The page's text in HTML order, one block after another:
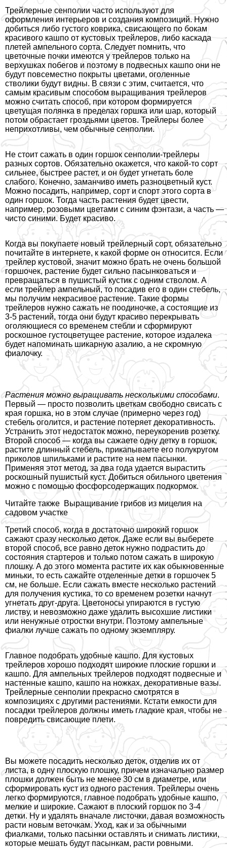
Трейлерные сенполии часто используют для
оформления интерьеров и создания композиций. Нужно
добиться либо густого коврика, свисающего по бокам
красивого кашпо от кустовых трейлеров, либо каскада
плетей ампельного сорта. Следует помнить, что
цветочные почки имеются у трейлеров только на
верхушках побегов и поэтому в подвесных кашпо они не
будут повсеместно покрыты цветами, оголенные
стволики будут видны. В связи с этим, считается, что
самым красивым способом выращивания трейлеров
можно считать способ, при котором формируется
цветущая полянка в пределах горшка или шар, который
потом обрастает гроздьями цветов. Трейлеры более
неприхотливы, чем обычные сенполии.
Не стоит сажать в один горшок сенполии-трейлеры
разных сортов. Обязательно окажется, что какой-то сорт
сильнее, быстрее растет, и он будет угнетать боле
слабого. Конечно, заманчиво иметь разноцветный куст.
Можно посадить, например, сорт и спорт этого сорта в
один горшок. Тогда часть растения будет цвести,
например, розовыми цветами с синим фэнтази, а часть —
чисто синими. Будет красиво.
Когда вы покупаете новый трейлерный сорт, обязательно
почитайте в интернете, к какой форме он относится. Если
трейлер кустовой, значит можно брать не очень большой
горшочек, растение будет сильно пасынковаться и
превращаться в пушистый кустик с одним стволом. А
если трейлер ампельный, то посадив его в один стебель,
мы получим некрасивое растение. Такие формы
трейлеров нужно сажать не поодиночке, а состоящие из
3-5 растений, тогда они будут красиво перекрывать
оголяющиеся со временем стeбли и сформируют
роскошное густоцветущее растение, которое издалека
будет напоминать шикарную азалию, а не скромную
фиалочку.
Растения можно выращивать несколькими способами.
Первый — просто позволить цветкам свободно свисать с
края горшка, но в этом случае (примерно через год)
стебель оголится, и растение потеряет декоративность.
Устранить этот недостаток можно, переукоренив розетку.
Второй способ — когда вы сажаете одну детку в горшок,
растите длинный стебель, прикапываете его полукругом
приколов шпильками и растите на нем пасынки.
Применяя этот метод, за два года удается вырастить
роскошный пушистый куст. Добиться обильного цветения
можно с помощью фосфорсодержащих подкормок.
Читайте также Выращивание грибов из мицелия на
садовом участке
Третий способ, когда в достаточно широкий горшок
сажают сразу несколько деток. Даже если вы выберете
второй способ, все равно деток нужно подрастить до
состояния стартеров и только потом сажать в широкую
плошку. А до этого момента растите их как обыкновенные
миньки, то есть сажайте отделенные детки в горшочек 5
см, не больше. Если сажать вместе несколько растений
для получения кустика, то со временем розетки начнут
угнетать друг-друга. Цветоносы упираются в густую
листву, и невозможно даже удалить высохшие листики
или ненужные отростки внутри. Поэтому ампельные
фиалки лучше сажать по одному экземпляру.
Главное подобрать удобные кашпо. Для кустовых
трейлеров хорошо подходят широкие плоские горшки и
кашпо. Для ампельных трейлеров подходят подвесные и
настенные кашпо, кашпо на ножках, декоративные вазы.
Трейлерные сенполии прекрасно смотрятся в
композициях с другими растениями. Кстати емкости для
посадки трейлеров должны иметь гладкие края, чтобы не
повредить свисающие плети.
Вы можете посадить несколько деток, отделив их от
листа, в одну плоскую плошку, причем изначально размер
плошки должен быть не менее 30 см в диаметре, или
сформировать куст из одного растения. Трейлеры очень
легко формируются, главное подобрать удобные кашпо,
мелкие и широкие. Сажают в плоский горшок по 3-4
детки. Ну и удалять вначале листочки, давая возможность
расти новым веточкам. Уход, как и за обычными
фиалками, только пасынки оставлять и снимать листики,
которые мешать будут пасынкам, расти ровными.